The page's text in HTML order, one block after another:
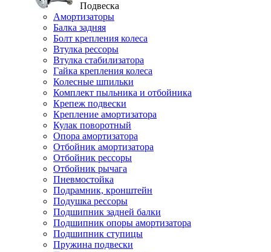
Подвеска
Амортизаторы
Балка задняя
Болт крепления колеса
Втулка рессоры
Втулка стабилизатора
Гайка крепления колеса
Колесные шпильки
Комплект пыльника и отбойника
Крепеж подвески
Крепление амортизатора
Кулак поворотный
Опора амортизатора
Отбойник амортизатора
Отбойник рессоры
Отбойник рычага
Пневмостойка
Подрамник, кронштейн
Подушка рессоры
Подшипник задней балки
Подшипник опоры амортизатора
Подшипник ступицы
Пружина подвески